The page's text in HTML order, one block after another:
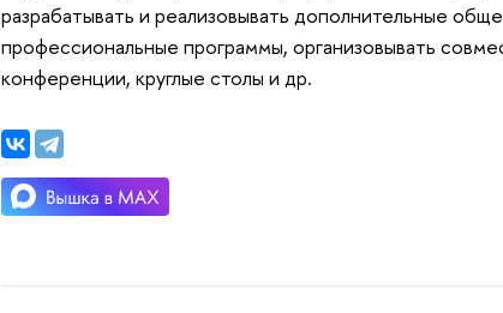
разрабатывать и реализовывать дополнительные
профессиональные программы, организовывать
конференции, круглые столы и др.